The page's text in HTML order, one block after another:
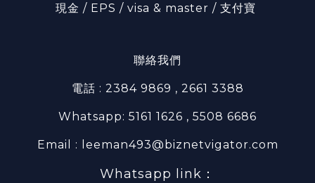
現金 / EPS / visa & master / 支付寶
聯絡我們
電話 : 2384 9869 , 2661 3388
Whatsapp: 5161 1626 , 5508 6686
Email : leeman493@biznetvigator.com
Whatsapp link：